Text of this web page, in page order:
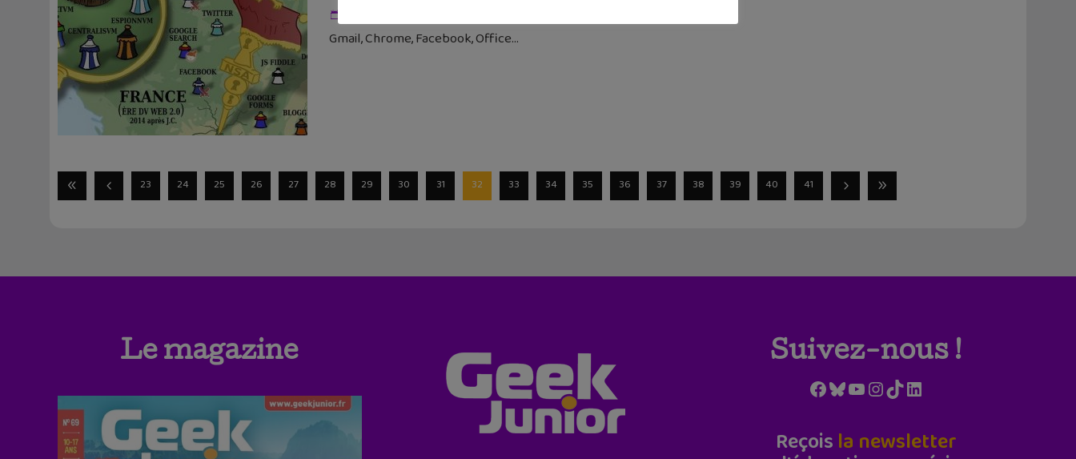
Gmail, Chrome, Facebook, Office
23 24 25 26 27 28 29 30 31 32 33 34 35 36 37 38 39 40 41
Le magazine Suivez-nous !
Facebook
Bluesky
YouTube
Instagram
TikTokLinkedIn
Reçois la newsletter